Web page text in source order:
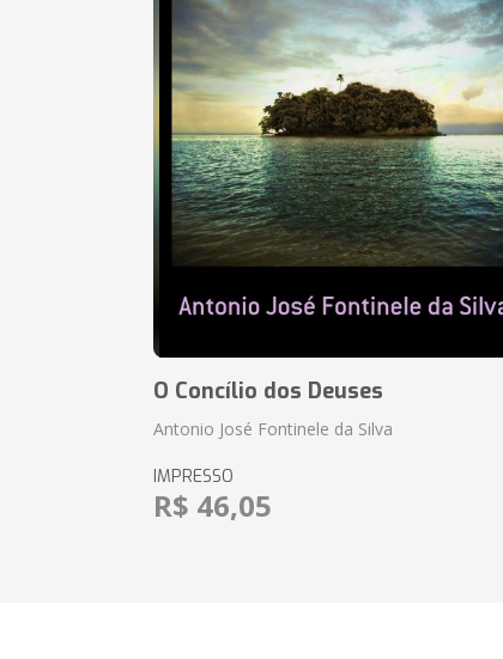
O Concílio dos Deuses
Antonio José Fontinele da Silva
IMPRESSO
R$ 46,05